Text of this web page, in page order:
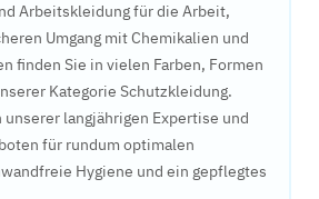
Arbeitskleidung für die Arbeit,
Umgang mit Chemikalien und
finden Sie in vielen Farben, Formen
Kategorie Schutzkleidung.
langjährigen Expertise und
für rundum optimalen
Hygiene und ein gepflegtes